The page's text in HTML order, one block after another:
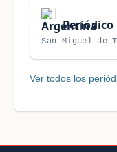
Periódico
San Miguel de
Ver todos los